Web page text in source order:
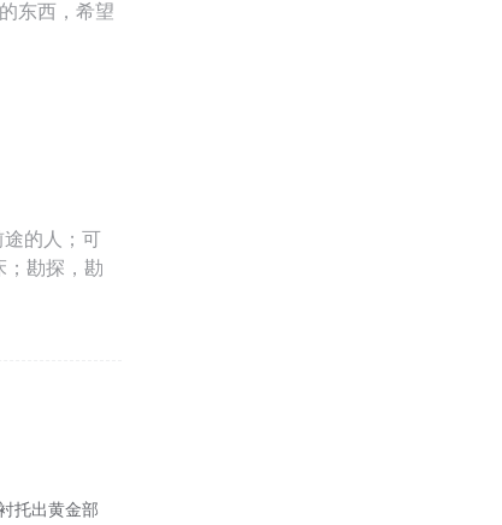
东西，希望
的人；可
；勘探，勘
托出黄金部